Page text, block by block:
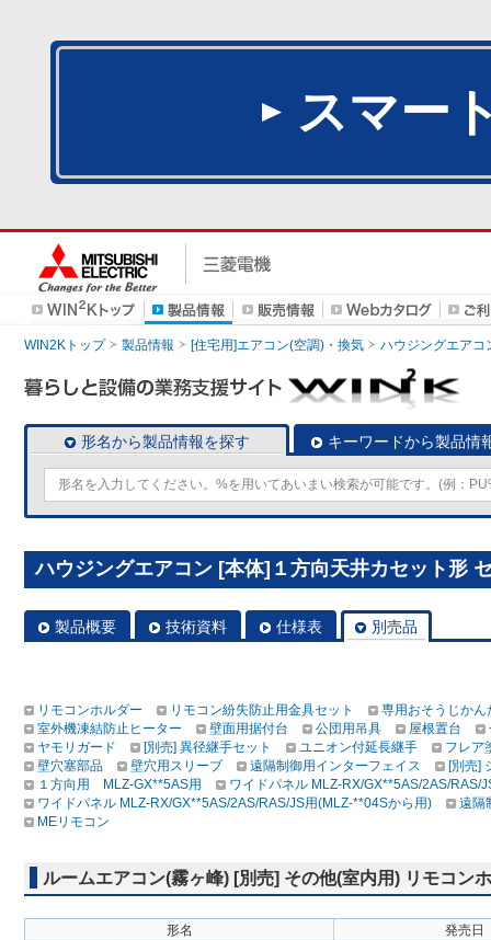
スマー
WIN2Kトップ 製品情報 [住宅用]エアコン(空調)・換気 ハウジングエアコ
形名から製品情報を探す キーワードから製品情
ハウジングエアコン [本体]１方向天井カセット形
製品概要 技術資料 仕様表 別売品
リモコンホルダー リモコン紛失防止用金具セット
専用おそうじかん
室外機凍結防止ヒーター
壁面用据付台 公団用吊具 屋根置台
ヤモリガード
[別売] 異径継手セット ユニオン付延長継手
フレア
壁穴塞部品
壁穴用スリーブ 遠隔制御用インターフェイス
[別売]
１方向用 MLZ-GX**5AS用
ワイドパネル MLZ-RX/GX**5AS/2AS/RAS/
ワイドパネル MLZ-RX/GX**5AS/2AS/RAS/JS用(MLZ-**04Sから用)
遠隔
MEリモコン
ルームエアコン(霧ヶ峰) [別売] その他(室内用) リモコン
形名
発売日